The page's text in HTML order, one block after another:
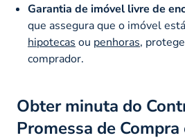
Garantia de imóvel livre de
que assegura que o imóvel
hipotecas ou penhoras,
comprador.
Obter minuta do
Promessa de Compra